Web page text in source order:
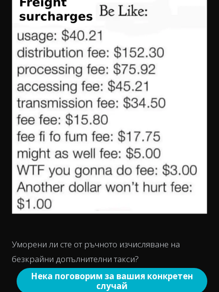
Уморени ли сте от ръчното изчисляване на
безкрайни допълнителни такси?
Нека поговорим за вашия конкретен
случай